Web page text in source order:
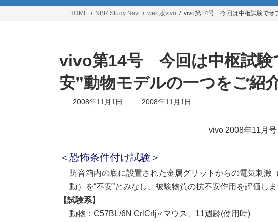
HOME NBR Study Navi web版vivo vivo第14号 今回は中枢試験でオ
vivo第14号 今回は中枢試験
安”動物モデルの一つをご紹
2008年11月1日
最
:
2008年11月1日
vivo 2008年11月
＜恐怖条件付け試験＞
防音箱内の底に設置された金属グリットからの電気刺激
動）を“不安”とみなし、被験物質の抗不安作用を評価しま
【試験系】
動物：C57BL/6N CrlCrlj♂マウス、11週齢(使用時)